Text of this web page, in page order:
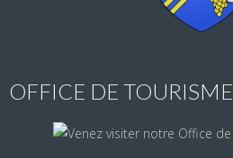
OFFICE DE TOURISME